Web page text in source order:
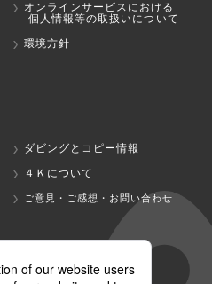
オンラインサービスにおける
個人情報等の取扱いについて
環境方針
ダビングとコピー情報
４Ｋについて
ご意見・ご感想・お問い合わせ
テレ朝チャンネル